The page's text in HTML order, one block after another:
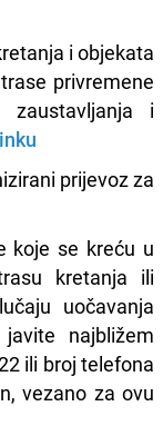
i objekata
privremene
zaustavljanja i
prijevoz za
koje se kreću u
kretanja ili
uočavanja
najbližem
ili broj telefona
vezano za ovu